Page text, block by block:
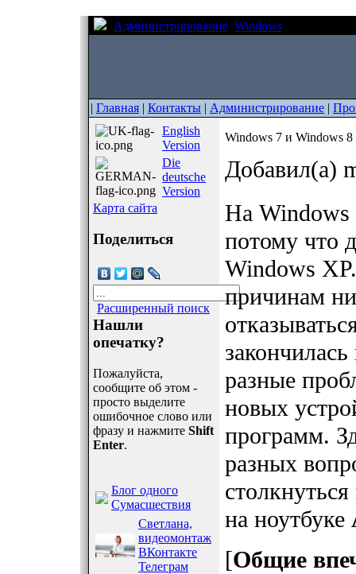
Администрирование Windows
| Главная | Контакты | Администрирование |
English
Version
Die
deutsche
Version
Карта сайта
Поделиться
Расширенный поиск
Нашли
опечатку?
Пожалуйста,
сообщите об этом -
просто выделите
ошибочное слово или
фразу и нажмите Shift
Enter.
Блог одного
Сумасшествия
Светлана,
видеомонтаж
ВКонтакте
Телеграм
Windows 7 и Windows
Добавил(а)
На Windows
потому что
Windows
причинам
разные
новых
программ.
разных
на ноутбуке
[Общие